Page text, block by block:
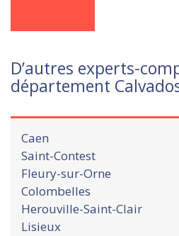
D’autres experts-
département
Caen
Saint-Contest
Fleury-sur-Orne
Colombelles
Herouville-Saint-Clair
Lisieux